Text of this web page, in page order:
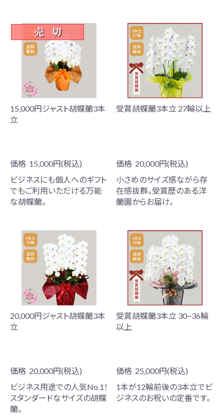
15,000円ジャスト胡蝶蘭3本
立
価格 15,000円(税込)
ビジネスにも個人へのギフト
でもご利用いただける万能
な胡蝶蘭。
受賞胡蝶蘭3本立 27輪以上
価格 20,000円(税込)
小さめのサイズ感ながら存
在感抜群。受賞歴のある洋
蘭園からお届け。
20,000円ジャスト胡蝶蘭3本
立
価格 20,000円(税込)
ビジネス用途での人気No.1！
スタンダードなサイズの胡蝶
蘭。
受賞胡蝶蘭3本立 30~36輪
以上
価格 25,000円(税込)
1本が12輪前後の3本立でビ
ジネスのお祝いの定番です。